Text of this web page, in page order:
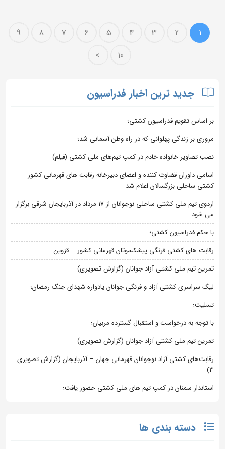
1
2
3
4
5
6
7
8
9
10
>
جدید ترین اخبار فدراسیون
بر اساس تقویم فدراسیون کشتی؛
مروری بر زندگی پهلوانی که در راه وطن آسمانی شد؛
نصب تصاویر خانواده خادم در کمپ تیم‌های ملی کشتی (فیلم)
اسامی داوران قضاوت کننده و اعضای دبیرخانه رقابت های قهرمانی کشور
کشتی ساحلی بزرگسالان اعلام شد
اردوی تیم ملی کشتی ساحلی نوجوانان از 17 مرداد در آذربایجان شرقی برگزار
می شود
با حکم فدراسیون کشتی؛
رقابت های کشتی فرنگی پیشکسوتان قهرمانی کشور – قزوین
تمرین تیم ملی کشتی آزاد جوانان (گزارش تصویری)
لیگ سراسری کشتی آزاد و فرنگی جوانان یادواره شهدای جنگ رمضان؛
تسلیت؛
با توجه به درخواست و استقبال گسترده مربیان؛
تمرین تیم ملی کشتی آزاد جوانان (گزارش تصویری)
رقابت‌های کشتی آزاد نوجوانان قهرمانی جهان – آذربایجان (گزارش تصویری
3)
استاندار سمنان در کمپ تیم های ملی کشتی حضور یافت؛
دسته بندی ها